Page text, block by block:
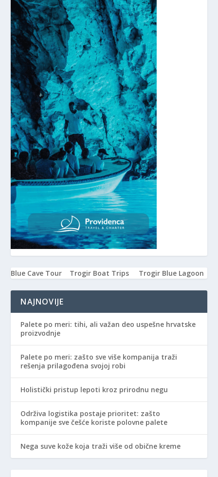
Blue Cave Tour Trogir Boat Trips Trogir Blue Lagoon
NAJNOVIJE
Palete po meri: tihi, ali važan deo uspešne hrvatske
proizvodnje
Palete po meri: zašto sve više kompanija traži
rešenja prilagođena svojoj robi
Holistički pristup lepoti kroz prirodnu negu
Održiva logistika postaje prioritet: zašto
kompanije sve češće koriste polovne palete
Nega suve kože koja traži više od obične kreme